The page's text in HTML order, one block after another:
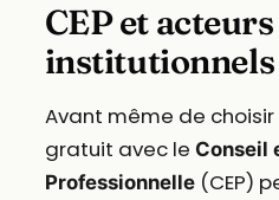
CEP et acteurs
institutionnels
Avant même de
gratuit avec le Conseil
Professionnelle(CEP)